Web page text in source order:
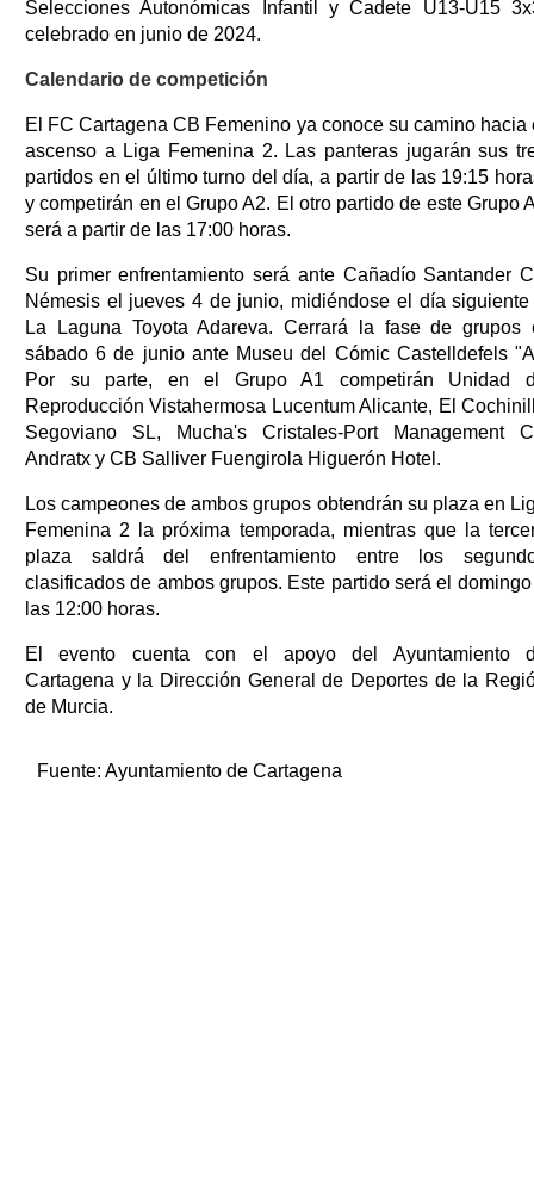
Selecciones Autonómicas Infantil y Cadete U13-U15
celebrado en junio de 2024.
Calendario de competición
El FC Cartagena CB Femenino ya conoce su camino hacia
ascenso a Liga Femenina 2. Las panteras jugarán sus
partidos en el último turno del día, a partir de las 19:15
y competirán en el Grupo A2. El otro partido de este Grupo
será a partir de las 17:00 horas.
Su primer enfrentamiento será ante Cañadío Santander
Némesis el jueves 4 de junio, midiéndose el día siguiente
La Laguna Toyota Adareva. Cerrará la fase de grupos
sábado 6 de junio ante Museu del Cómic Castelldefels
Por su parte, en el Grupo A1 competirán Unidad
Reproducción Vistahermosa Lucentum Alicante, El
Segoviano SL, Mucha's Cristales-Port Management
Andratx y CB Salliver Fuengirola Higuerón Hotel.
Los campeones de ambos grupos obtendrán su plaza en
Femenina 2 la próxima temporada, mientras que la
plaza saldrá del enfrentamiento entre los
clasificados de ambos grupos. Este partido será el
las 12:00 horas.
El evento cuenta con el apoyo del Ayuntamiento
Cartagena y la Dirección General de Deportes de la
de Murcia.
Fuente: Ayuntamiento de Cartagena